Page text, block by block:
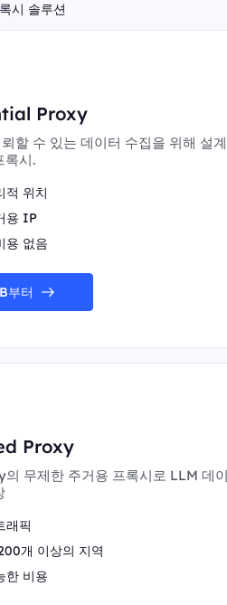
시 솔루션
Proxy
할 수 있는 데이터 수집을 위해 설계
록시.
적 위치
용 IP
용 없음
부터
Proxy
무제한 주거용 프록시로 LLM 데이
래픽
개 이상의 지역
한 비용